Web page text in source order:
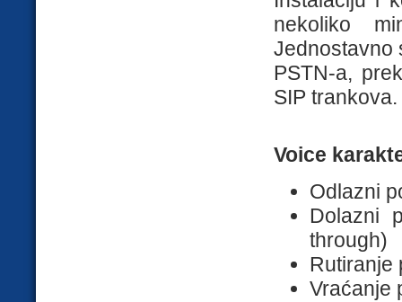
nekoliko
Jednostavno
PSTN-a,
SIP trankova.
Voice
Odlazni
Dolazni
through)
Rutiranje
Vraćanje